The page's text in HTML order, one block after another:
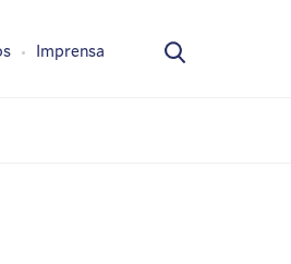
Imprensa